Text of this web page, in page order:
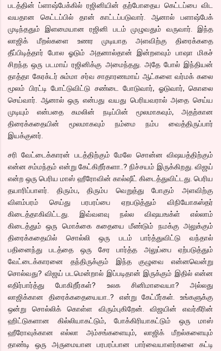
படத்தின் ப்ளாஷ்பேக்கில் ரஜினியின் தற்போதைய கெட்டப்பை விட
வயதான கெட்டப்பில் தான் காட்டப்படுவார். ஆனால் பளாஷ்பேக்
முடிந்ததும் இளமையான ரஜினி படம் முழுவதும் வருவார். இந்த
லாஜிக் மீறல்களை உணர முடியாத அளவிற்கு திரைக்கதை
தீப்பிடித்தார் போல ஓடும் அதனால்தான் இன்றளவும் பாஷா மிகச்
சிறந்த ஒரு படமாய் ரஜினிக்கு அமைந்தது. அதே போல் இந்தியன்
தாத்தா கேரக்டர் சும்மா சர்வ சாதாரணமாய் ஆட்களை வர்மக் கலை
மூலம் பிரட்டி போட்டுவிட்டு சண்டை போடுவார், ஓடுவார், கொலை
செய்வார். ஆனால் ஒரு என்பது வயது பெரியவரால் அதை செய்ய
முடியும் என்பதை கமலின் நடிப்பின் மூலமாகவும், அதற்கான
திரைக்கதையின் மூலமாகவும் நம்மை நம்ப வைத்திருப்பார்
இயக்குனர்.
சரி வேட்டைக்காரன் படத்திற்கும் மேலே சொன்ன விஷயத்திற்கும்
என்ன சம்மந்தம் என்று கேட்கிறீர்களா..? நிச்சயம் இருக்கிறது. விஜய்
என்ற ஒரு பெரிய மாஸ் ஹீரோவின் கால்ஷீட் கிடைத்துவிட்டது. பெரிய
தயாரிப்பாளர். திரும்ப, திரும்ப வெறுத்து போகும் அளவிற்கு
விளம்பரம் செய்து பரபரப்பை ஏறபடுத்தும் விநியோகஸ்தர்
கிடைத்தாகிவிட்டது. இவ்வளவு நல்ல விஷயஙக்ள் எல்லாம்
கிடைத்தும் ஒரு மொக்கை கதையை மீண்டும் நமக்கு அலுக்கும்
திரைக்கதையில் சொல்லி ஒரு படம் பார்த்துவிட்டு வந்தால்
பதினைந்து படத்தை ஒரு சேர பார்த்த அலுப்பை ஏற்படுத்தும்
வேட்டைக்காரனை தந்திருக்கும் இந்த குழுவை என்னவென்று
சொல்வது? விஜய் படமென்றால் இப்படிதான் இருக்கும் இதில் என்ன
எதிர்பார்த்து போகிறீர்கள்? உலக சினிமாவையா? அல்லது
லாஜிக்கான திரைக்கதையையா..? என்று கேட்பீர்கள். உங்களுக்கு
ஒன்று சொல்லிக் கொள்ள விரும்புகிறேன். விஜயின் எவர்கீரின்
ஹிட்டுகளான கில்லியாகட்டும், போக்கிரியாகட்டும் ஒரு மாஸ்
ஹீரோவுக்கான எல்லா அம்சங்களையும், லாஜிக் மீறல்களையும்
தாண்டி ஒரு அருமையான பரபரப்பான பார்வையாளர்களை கட்டி